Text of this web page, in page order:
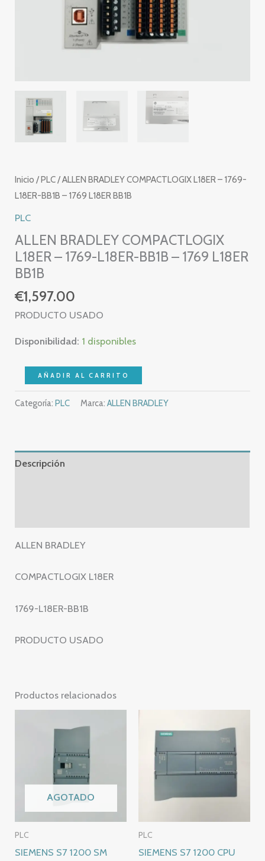
Inicio /PLC/ ALLEN BRADLEY COMPACTLOGIX L18ER – 1769-
L18ER-BB1B – 1769 L18ER BB1B
PLC
ALLEN BRADLEY COMPACTLOGIX
L18ER – 1769-L18ER-BB1B – 1769 L18ER
BB1B
€1,597.00
PRODUCTO USADO
Disponibilidad: 1 disponibles
ALLEN
BRADLEY
COMPACTLOGIX
1769-
L18ER-
BB1B
AÑADIR AL CARRITO
Categoría:PLC Marca:ALLEN BRADLEY
Descripción
ALLEN BRADLEY
COMPACTLOGIX L18ER
1769-L18ER-BB1B
PRODUCTO USADO
Productos relacionados
AGOTADO
PLC
SIEMENS S7 1200 SM
PLC
SIEMENS S7 1200 CPU